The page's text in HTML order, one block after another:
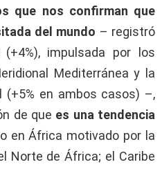
que nos confirman que
del mundo – registró
impulsada por los
Mediterránea y la
(+5% en ambos casos) –,
de que es una tendencia
en África motivado por la
Norte de África; el Caribe